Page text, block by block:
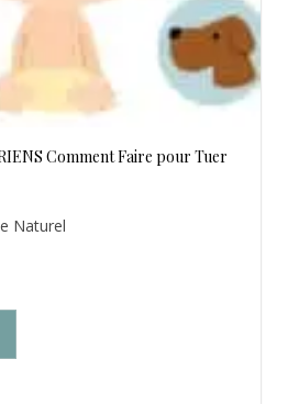
Comment Faire pour Tuer
Naturel